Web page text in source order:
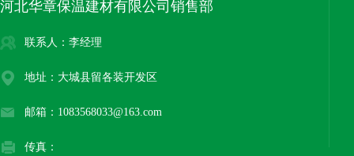
河北华章保温建材有限公司销售部
联系人：李经理
地址：大城县留各装开发区
邮箱：1083568033@163.com
传真：